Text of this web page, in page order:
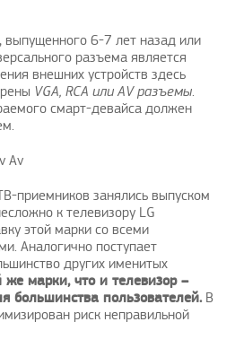
выпущенного 6-7 лет назад или
разъема является
внешних устройств здесь
VGA, RCA или AV разъемы.
смарт-девайса должен
приемников занялись выпуском
к телевизору LG
этой марки со всеми
Аналогично поступает
других именитых
же марки, что и телевизор –
большинства пользователей.В
риск неправильной